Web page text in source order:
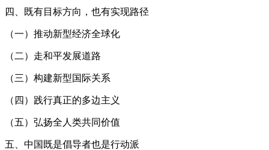
四、既有目标方向，也有实现路径
（一）推动新型经济全球化
（二）走和平发展道路
（三）构建新型国际关系
（四）践行真正的多边主义
（五）弘扬全人类共同价值
五、中国既是倡导者也是行动派